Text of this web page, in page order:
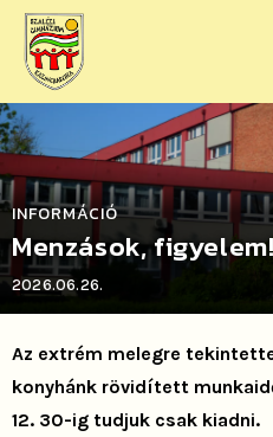
INFORMÁCIÓ
Menzások,
2026.06.26.
Az extrém melegre
konyhánk rövidített
12. 30-ig tudjuk csak kiadni.